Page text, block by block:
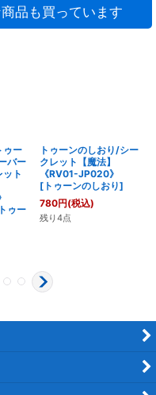
品も買っています
ゥー
バー
ット
ゥー
トゥーンのしおり/シー
クレット【魔法】
《RV01-JP020》
[ トゥーンのしおり]
780円(税込)
残り4点